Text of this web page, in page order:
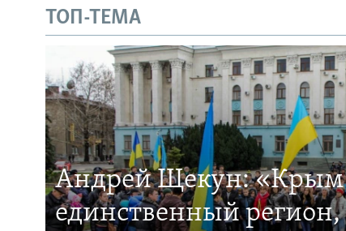
ТОП-ТЕМА
Андрей Щекун: «Крым
единственный